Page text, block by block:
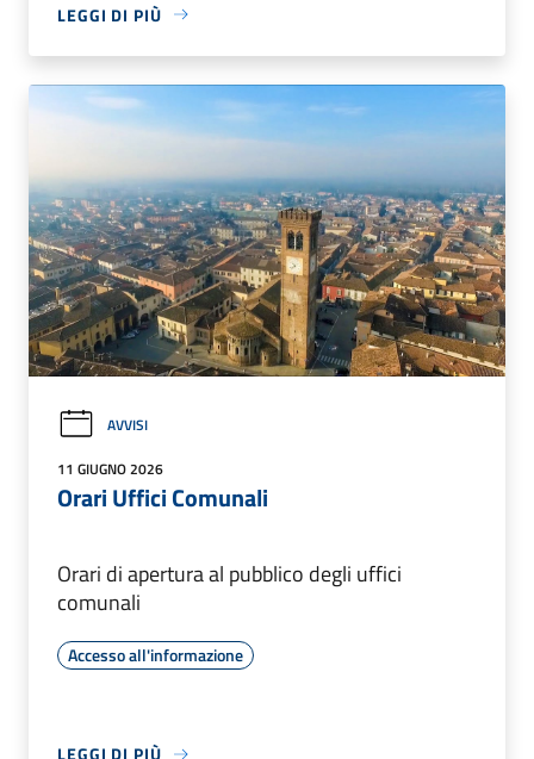
LEGGI DI PIÙ
AVVISI
11 GIUGNO 2026
Orari Uffici Comunali
Orari di apertura al pubblico degli uffici
comunali
Accesso all'informazione
LEGGI DI PIÙ